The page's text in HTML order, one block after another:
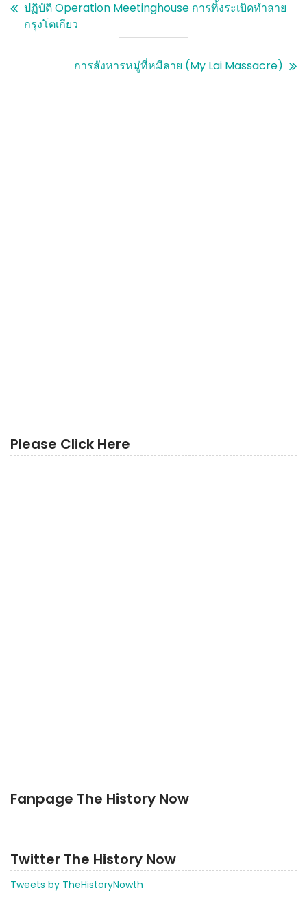
ปฏิบัติ Operation Meetinghouse การทิ้งระเบิดทำลาย
กรุงโตเกียว
การสังหารหมู่ที่หมีลาย (My Lai Massacre)
Please Click Here
Fanpage The History Now
Twitter The History Now
Tweets by TheHistoryNowth